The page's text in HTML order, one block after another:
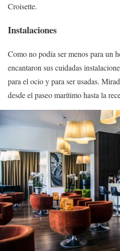
Croisette.
Instalaciones
Como no podía ser menos para un
encantaron sus cuidadas
para el ocio y para ser usadas.
desde el paseo marítimo hasta la